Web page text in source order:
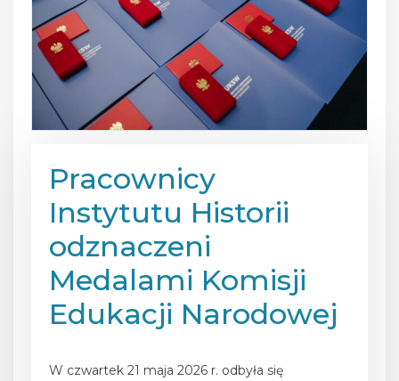
Pracownicy
Instytutu Historii
odznaczeni
Medalami Komisji
Edukacji Narodowej
W czwartek 21 maja 2026 r. odbyła się